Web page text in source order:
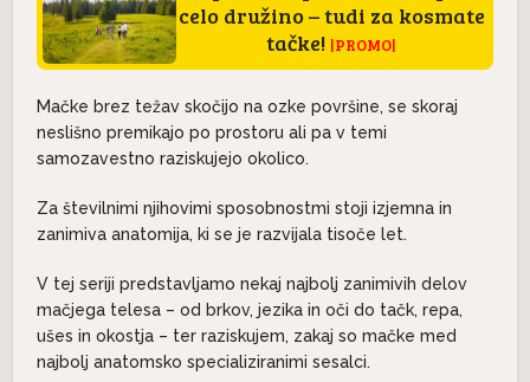
celo družino – tudi za kosmate
tačke! |PROMO|
Mačke brez težav skočijo na ozke površine, se skoraj
neslišno premikajo po prostoru ali pa v temi
samozavestno raziskujejo okolico.
Za številnimi njihovimi sposobnostmi stoji izjemna in
zanimiva anatomija, ki se je razvijala tisoče let.
V tej seriji predstavljamo nekaj najbolj zanimivih delov
mačjega telesa – od brkov, jezika in oči do tačk, repa,
ušes in okostja – ter raziskujem, zakaj so mačke med
najbolj anatomsko specializiranimi sesalci.